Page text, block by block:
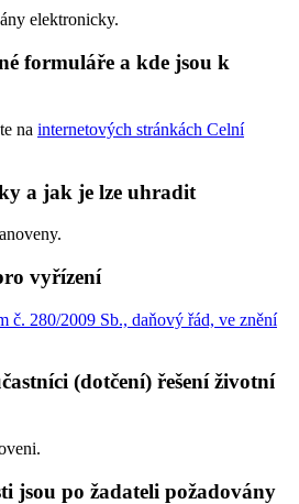
elektronicky.
formuláře a kde jsou k
na internetových stránkách Celní
a jak je lze uhradit
vyřízení
č. 280/2009 Sb., daňový řád, ve znění
(dotčení) řešení životní
jsou po žadateli požadovány